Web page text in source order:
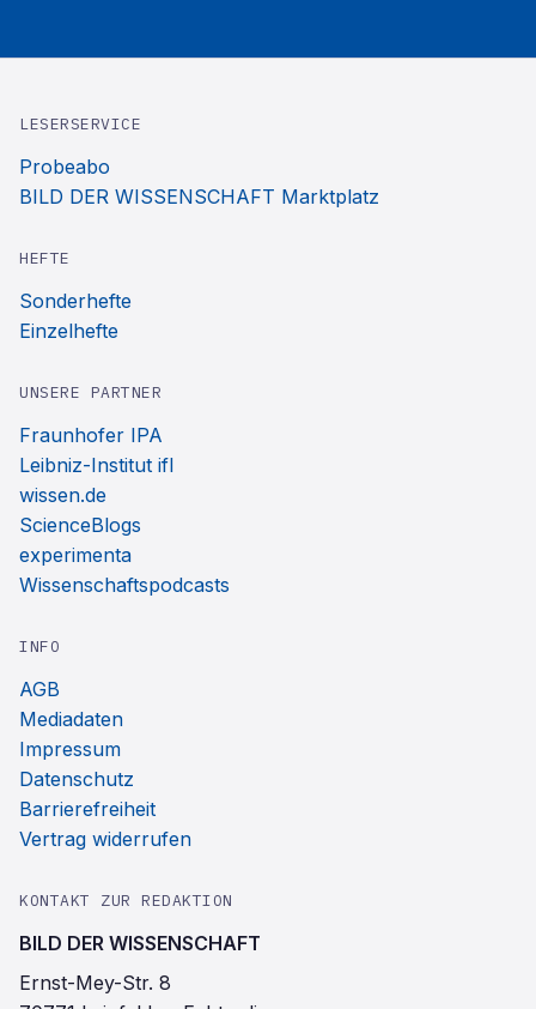
LESERSERVICE
Probeabo
BILD DER WISSENSCHAFT Marktplatz
HEFTE
Sonderhefte
Einzelhefte
UNSERE PARTNER
Fraunhofer IPA
Leibniz-Institut ifl
wissen.de
ScienceBlogs
experimenta
Wissenschaftspodcasts
INFO
AGB
Mediadaten
Impressum
Datenschutz
Barrierefreiheit
Vertrag widerrufen
KONTAKT ZUR REDAKTION
BILD DER WISSENSCHAFT
Ernst-Mey-Str. 8